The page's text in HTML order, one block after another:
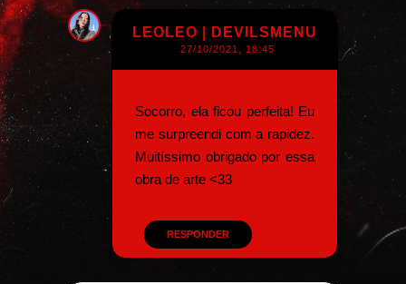
LEOLEO | DEVILSMENU
27/10/2021, 18:45
Socorro, ela ficou perfeita! Eu
me surpreendi com a rapidez.
Muitíssimo obrigado por essa
obra de arte <33
RESPONDER